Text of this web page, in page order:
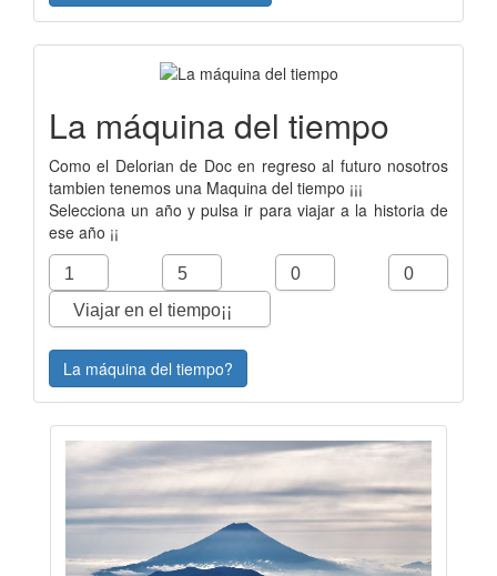
La máquina del tiempo
Como el Delorian de Doc en regreso al futuro nosotros
tambien tenemos una Maquina del tiempo ¡¡¡
Selecciona un año y pulsa ir para viajar a la historia de
ese año ¡¡
La máquina del tiempo?